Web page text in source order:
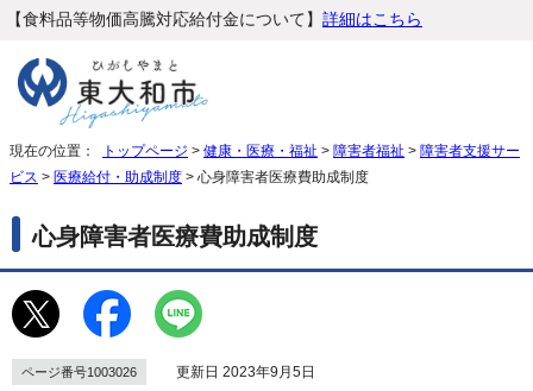
【食料品等物価高騰対応給付金について】 詳細はこちら
現在の位置： トップページ > 健康・医療・福祉 > 障害者福祉 > 障害者支援サー
ビス > 医療給付・助成制度 > 心身障害者医療費助成制度
心身障害者医療費助成制度
ページ番号1003026 更新日 2023年9月5日